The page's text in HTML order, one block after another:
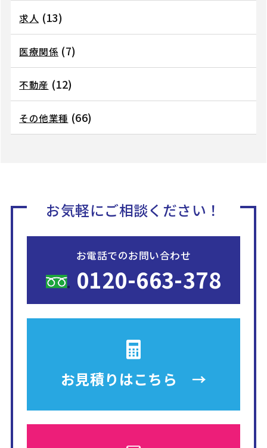
求人 (13)
医療関係 (7)
不動産 (12)
その他業種 (66)
お気軽にご相談ください！
お電話でのお問い合わせ
0120-663-378
お見積りはこちら →